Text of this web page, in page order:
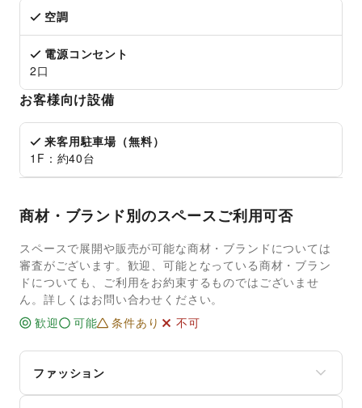
空調
電源コンセント
2口
お客様向け設備
来客用駐車場（無料）
1F：約40台
商材・ブランド別のスペースご利用可否
スペースで展開や販売が可能な商材・ブランドについては
審査がございます。歓迎、可能となっている商材・ブラン
ドについても、ご利用をお約束するものではございませ
ん。詳しくはお問い合わせください。
歓迎
可能 条件あり 不可
ファッション